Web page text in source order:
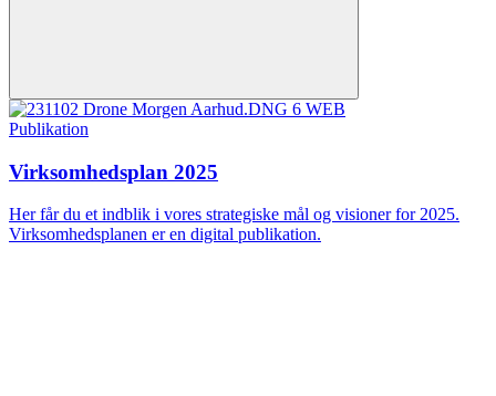
Publikation
Virksomhedsplan 2025
Her får du et indblik i vores strategiske mål og visioner for 2025.
Virksomhedsplanen er en digital publikation.